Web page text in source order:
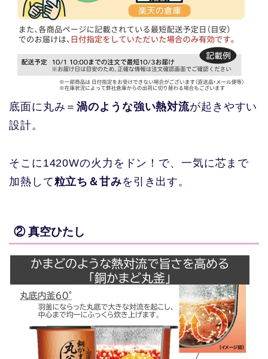
底面に丸み＝渦のような強い熱対流が起きやすい
設計。
そこに1420Wの火力をドン！で、一気に芯まで
加熱して粒立ち＆甘みを引き出す。
② 真空ひたし